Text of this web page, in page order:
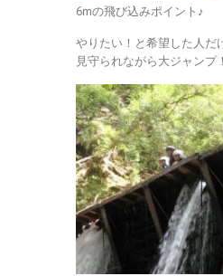
6mの飛び込みポイント♪
やりたい！と希望した人だ
見守られながら大ジャンプ！